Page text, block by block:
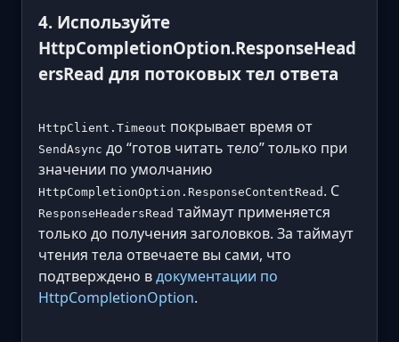
4. Используйте
HttpCompletionOption.ResponseHead
ersRead для потоковых тел ответа
HttpClient.Timeout покрывает время от
SendAsync до “готов читать тело” только при
значении по умолчанию
HttpCompletionOption.ResponseContentRead . С
ResponseHeadersRead таймаут применяется
только до получения заголовков. За таймаут
чтения тела отвечаете вы сами, что
подтверждено вдокументации по
HttpCompletionOption.